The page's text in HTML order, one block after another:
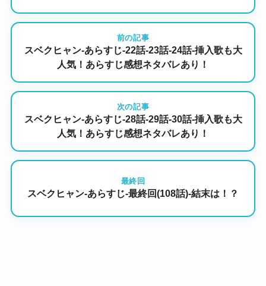
前の記事
スベクヒャン-あらすじ-22話-23話-24話-挿入歌も大
人気！あらすじ感想ネタバレあり！
次の記事
スベクヒャン-あらすじ-28話-29話-30話-挿入歌も大
人気！あらすじ感想ネタバレあり！
最終回
スベクヒャン-あらすじ-最終回(108話)-結末は！？